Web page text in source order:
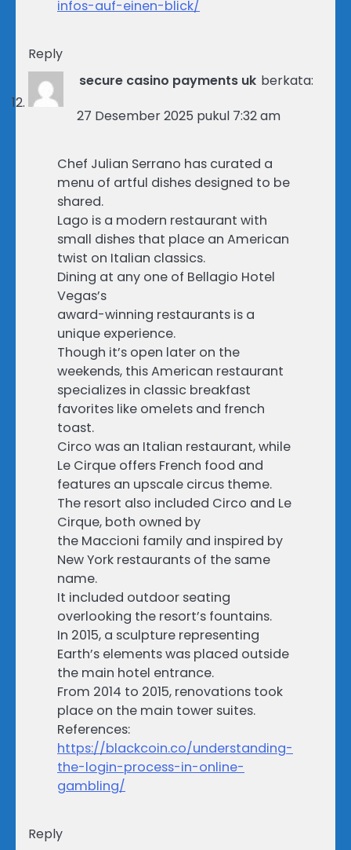
infos-auf-einen-blick/
Reply
secure casino payments uk berkata:
27 Desember 2025 pukul 7:32 am
Chef Julian Serrano has curated a
menu of artful dishes designed to be
shared.
Lago is a modern restaurant with
small dishes that place an American
twist on Italian classics.
Dining at any one of Bellagio Hotel
Vegas’s
award-winning restaurants is a
unique experience.
Though it’s open later on the
weekends, this American restaurant
specializes in classic breakfast
favorites like omelets and french
toast.
Circo was an Italian restaurant, while
Le Cirque offers French food and
features an upscale circus theme.
The resort also included Circo and Le
Cirque, both owned by
the Maccioni family and inspired by
New York restaurants of the same
name.
It included outdoor seating
overlooking the resort’s fountains.
In 2015, a sculpture representing
Earth’s elements was placed outside
the main hotel entrance.
From 2014 to 2015, renovations took
place on the main tower suites.
References:
https://blackcoin.co/understanding-
the-login-process-in-online-
gambling/
Reply